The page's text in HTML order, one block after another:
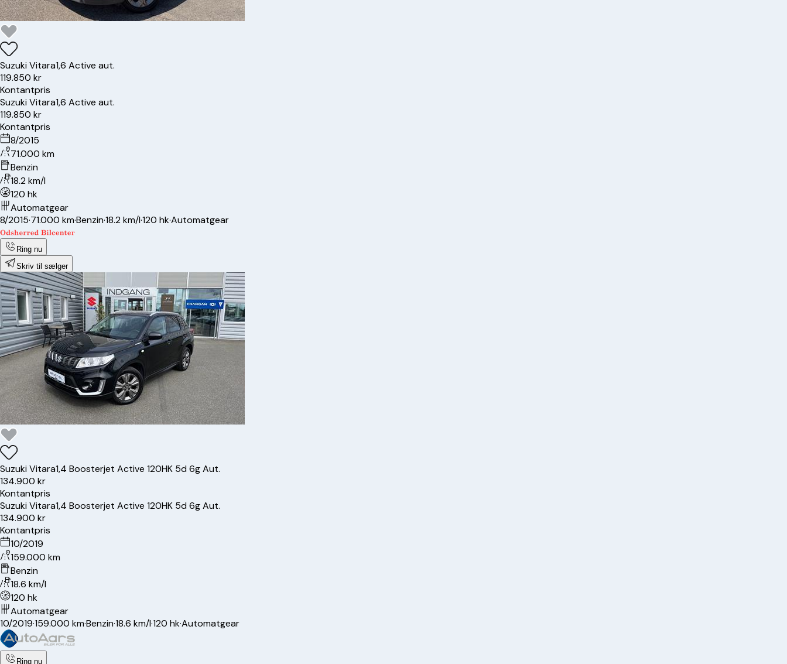
SuzukiVitara1,6 Active aut.
119.850 kr
Kontantpris
SuzukiVitara1,6 Active aut.
119.850 kr
Kontantpris
8/2015
71.000 km
Benzin
18.2 km/l
120 hk
Automatgear
8/2015·71.000 km·Benzin·18.2 km/l·120 hk·Automatgear
Ring nu
Skriv til sælger
SuzukiVitara1,4 Boosterjet Active 120HK 5d 6g Aut.
134.900 kr
Kontantpris
SuzukiVitara1,4 Boosterjet Active 120HK 5d 6g Aut.
134.900 kr
Kontantpris
10/2019
159.000 km
Benzin
18.6 km/l
120 hk
Automatgear
10/2019·159.000 km·Benzin·18.6 km/l·120 hk·Automatgear
Ring nu